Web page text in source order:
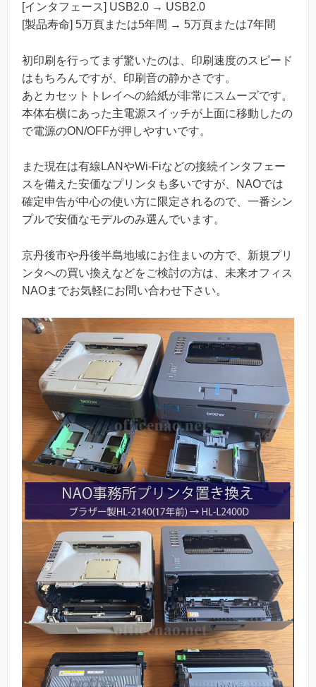
[インタフェース] USB2.0 → USB2.0
[製品寿命] 5万頁または5年間 → 5万頁または7年間
初印刷を行ってまず驚いたのは、印刷速度のスピード
はもちろんですが、印刷音の静かさです。
あとカセットトレイへの給紙が非常にスムーズです。
本体右横にあった主電源スイッチが上面に移動したの
で電源のON/OFFが押しやすいです。
また現在は有線LANやWi-Fiなどの接続インタフェー
スを備えた安価なプリンタも多いですが、NAOでは
確定申告が中心の使い方に限定されるので、一番シン
プルで安価なモデルのみ選んでいます。
京丹後市や丹後半島地域にお住まいの方で、新規プリ
ンタへの買い換えなどをご検討の方は、未来オフィス
NAOまでお気軽にお問い合わせ下さい。